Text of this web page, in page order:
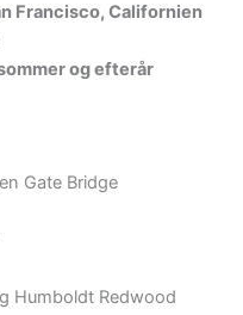
Francisco, Californien
og efterår
Gate Bridge
Humboldt Redwood